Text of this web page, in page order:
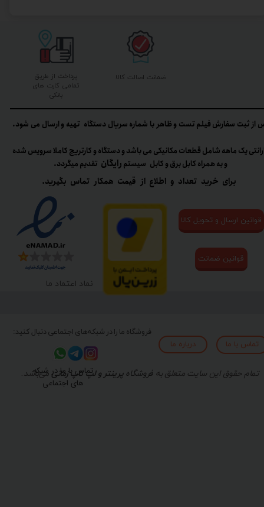
تمام حقوق این سایت متعلق به فروشگاهپرینتر و لپ تاپ زمانی می‌باشد.
پرداخت از طریق
تمامی کارت های
بانکی
ضمانت اصالت کالا
فروشگاه ما را در شبکه‌های اجتماعی دنبال کنید:
نماد اعتماد ما
تماس با ما درباره ما
برای خرید تعداد و اطلاع از قیمت همکار تماس بگیرید.
از ثبت سفارش فیلم تست و ظاهر با شماره سریال دستگاه تهیه و ارسال می شود.
تماس با ما در شبکه
های اجتماعی
یک ماهه شامل قطعات مکانیکی می باشد و دستگاه و کارتریج کاملا سرویس شده
و به همراه کابل برق و کابل سیستم رایگان تقدیم میگردد.​​​​​​​
قوانین ارسال و تحویل کالا
قوانین ضمانت